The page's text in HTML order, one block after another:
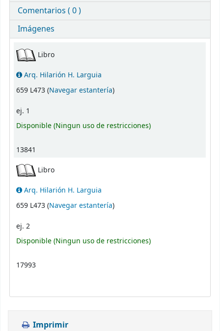
Comentarios ( 0 )
Imágenes
Existencias
Libro
Arq. Hilarión H. Larguia
659 L473 (Navegar estantería(Abre debajo)
)
ej. 1
Disponible(Ningun uso de restricciones)
13841
Libro
Arq. Hilarión H. Larguia
659 L473 (Navegar estantería(Abre debajo)
)
ej. 2
Disponible(Ningun uso de restricciones)
17993
Imprimir